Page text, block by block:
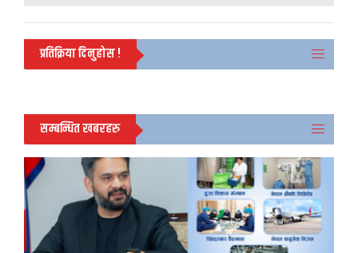
प्रतिक्रिया दिनुहोस !
सम्बन्धित खबरहरु